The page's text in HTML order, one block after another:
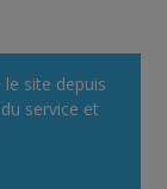
site depuis
service et